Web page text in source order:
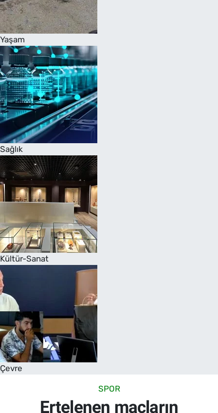
Yaşam
Sağlık
Kültür-Sanat
Çevre
SPOR
Ertelenen maçların